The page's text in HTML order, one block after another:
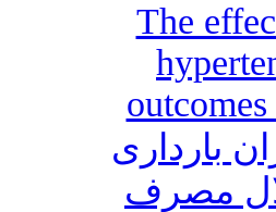
The
بارداری
مصرف